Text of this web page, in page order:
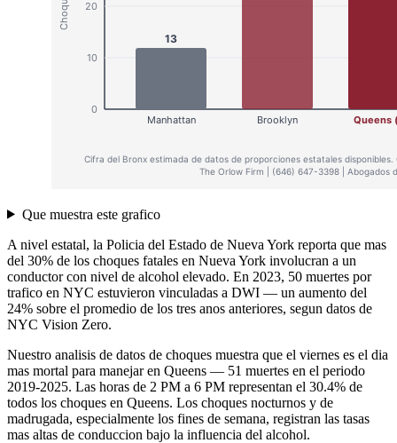
Que muestra este grafico
A nivel estatal, la Policia del Estado de Nueva York reporta que mas
del 30% de los choques fatales en Nueva York involucran a un
conductor con nivel de alcohol elevado. En 2023, 50 muertes por
trafico en NYC estuvieron vinculadas a DWI — un aumento del
24% sobre el promedio de los tres anos anteriores, segun datos de
NYC Vision Zero.
Nuestro analisis de datos de choques muestra que el viernes es el dia
mas mortal para manejar en Queens — 51 muertes en el periodo
2019-2025. Las horas de 2 PM a 6 PM representan el 30.4% de
todos los choques en Queens. Los choques nocturnos y de
madrugada, especialmente los fines de semana, registran las tasas
mas altas de conduccion bajo la influencia del alcohol.